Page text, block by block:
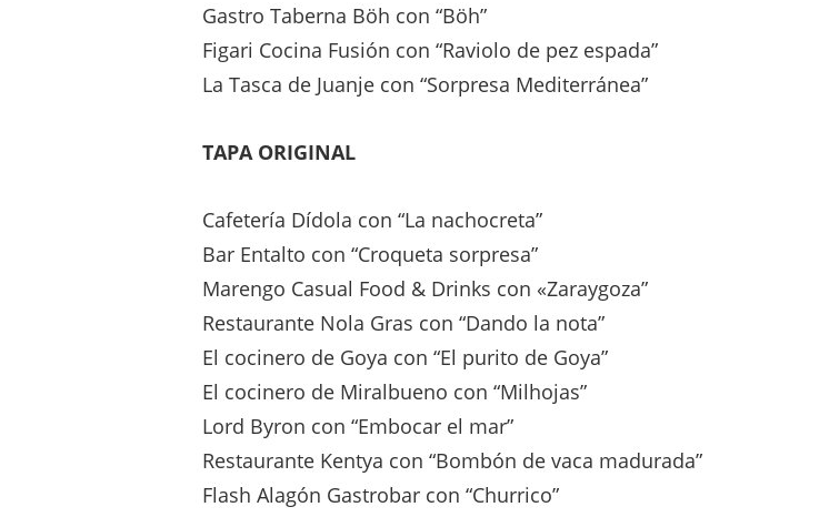
Gastro Taberna Böh con “Böh”
Figari Cocina Fusión con “Raviolo de pez espada”
La Tasca de Juanje con “Sorpresa Mediterránea”
TAPA ORIGINAL
Cafetería Dídola con “La nachocreta”
Bar Entalto con “Croqueta sorpresa”
Marengo Casual Food & Drinks con «Zaraygoza”
Restaurante Nola Gras con “Dando la nota”
El cocinero de Goya con “El purito de Goya”
El cocinero de Miralbueno con “Milhojas”
Lord Byron con “Embocar el mar”
Restaurante Kentya con “Bombón de vaca madurada”
Flash Alagón Gastrobar con “Churrico”